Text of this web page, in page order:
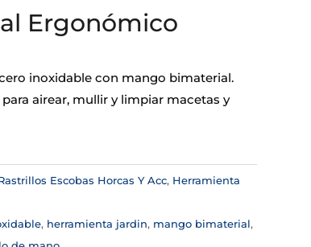
Ergonómico
inoxidable con mango bimaterial.
airear, mullir y limpiar macetas y
Escobas Horcas Y Acc, Herramienta
, herramienta jardin, mango bimaterial,